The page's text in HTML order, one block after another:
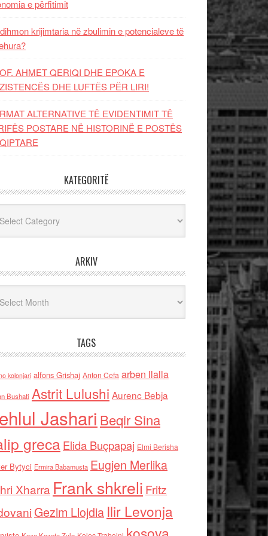
e përfitimit
krijimtaria në zbulimin e potencialeve të
AHMET QERIQI DHE EPOKA E
DHE LUFTЁS PЁR LIRI!
ALTERNATIVE TË EVIDENTIMIT TË
POSTARE NË HISTORINË E POSTËS
KATEGORITË
ARKIV
TAGS
kolonjari alfons Grishaj Anton Cefa arben llalla
Bushati Astrit Lulushi Aurenc Bebja
Jashari Beqir Sina
grecaElida Buçpapaj Elmi Berisha
Bytyci Ermira Babamusta Eugjen Merlika
Xharra Frank shkreli Fritz
Gezim Llojdia Ilir Levonja